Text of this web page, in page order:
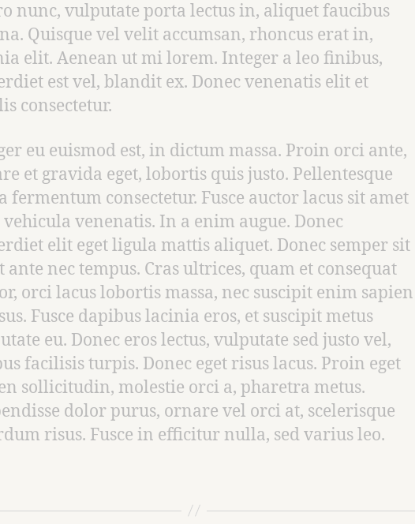
nunc, vulputate porta lectus in, aliquet faucibus
Quisque vel velit accumsan, rhoncus erat in,
elit. Aenean ut mi lorem. Integer a leo finibus,
est vel, blandit ex. Donec venenatis elit et
consectetur.
eu euismod est, in dictum massa. Proin orci ante,
et gravida eget, lobortis quis justo. Pellentesque
fermentum consectetur. Fusce auctor lacus sit amet
vehicula venenatis. In a enim augue. Donec
elit eget ligula mattis aliquet. Donec semper sit
ante nec tempus. Cras ultrices, quam et consequat
orci lacus lobortis massa, nec suscipit enim sapien
Fusce dapibus lacinia eros, et suscipit metus
eu. Donec eros lectus, vulputate sed justo vel,
facilisis turpis. Donec eget risus lacus. Proin eget
sollicitudin, molestie orci a, pharetra metus.
dolor purus, ornare vel orci at, scelerisque
risus. Fusce in efficitur nulla, sed varius leo.